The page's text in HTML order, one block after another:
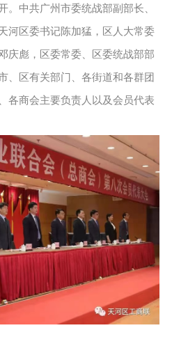
。中共广州市委统战部副部长、
河区委书记陈加猛，区人大常委
庆彪，区委常委、区委统战部部
、区有关部门、各街道和各群团
各商会主要负责人以及会员代表